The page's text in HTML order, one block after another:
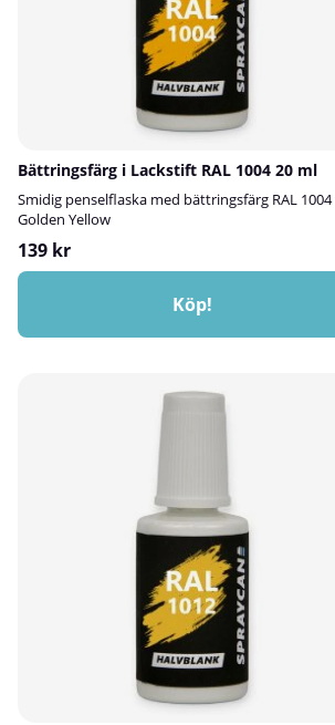
Bättringsfärg i Lackstift RAL 1004 20 ml
Smidig penselflaska med bättringsfärg RAL 1004
Golden Yellow
139 kr
Köp!